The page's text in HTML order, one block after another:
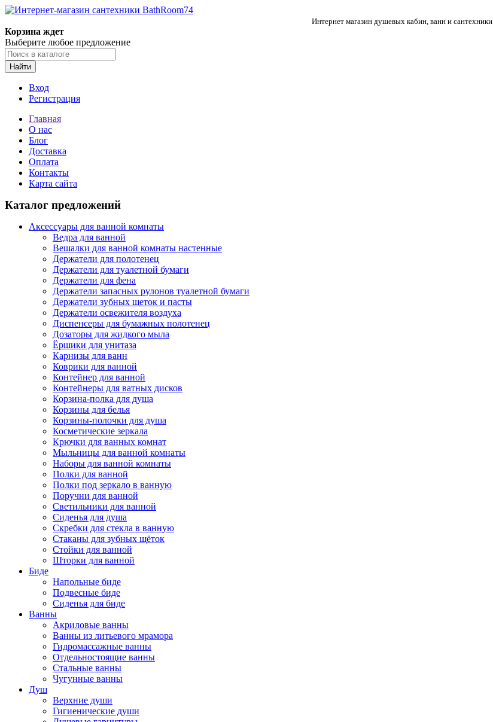
Интернет магазин душевых кабин, ванн и сантехники
Корзина ждет
Выберите любое предложение
Найти
Вход
Регистрация
Главная
О нас
Блог
Доставка
Оплата
Контакты
Карта сайта
Каталог предложений
Аксессуары для ванной комнаты
Ведра для ванной
Вешалки для ванной комнаты настенные
Держатели для полотенец
Держатели для туалетной бумаги
Держатели для фена
Держатели запасных рулонов туалетной бумаги
Держатели зубных щеток и пасты
Держатели освежителя воздуха
Диспенсеры для бумажных полотенец
Дозаторы для жидкого мыла
Ёршики для унитаза
Карнизы для ванн
Коврики для ванной
Контейнер для ванной
Контейнеры для ватных дисков
Корзина-полка для душа
Корзины для белья
Корзины-полочки для душа
Косметические зеркала
Крючки для ванных комнат
Мыльницы для ванной комнаты
Наборы для ванной комнаты
Полки для ванной
Полки под зеркало в ванную
Поручни для ванной
Светильники для ванной
Сиденья для душа
Скребки для стекла в ванную
Стаканы для зубных щёток
Стойки для ванной
Шторки для ванной
Биде
Напольные биде
Подвесные биде
Сиденья для биде
Ванны
Акриловые ванны
Ванны из литьевого мрамора
Гидромассажные ванны
Отдельностоящие ванны
Стальные ванны
Чугунные ванны
Душ
Верхние души
Гигиенические души